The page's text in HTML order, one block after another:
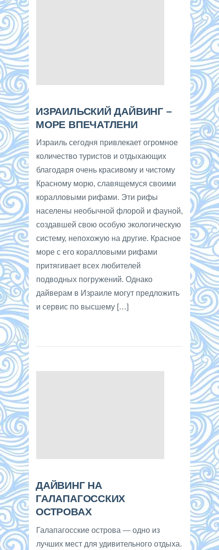
ИЗРАИЛЬСКИЙ ДАЙВИНГ –
МОРЕ ВПЕЧАТЛЕНИ
Израиль сегодня привлекает огромное
количество туристов и отдыхающих
благодаря очень красивому и чистому
Красному морю, славящемуся своими
коралловыми рифами. Эти рифы
населены необычной флорой и фауной,
создавшей свою особую экологическую
систему, непохожую на другие. Красное
море с его коралловыми рифами
притягивает всех любителей
подводных погружений. Однако
дайверам в Израиле могут предложить
и сервис по высшему […]
ДАЙВИНГ НА
ГАЛАПАГОССКИХ
ОСТРОВАХ
Галапагосские острова — одно из
лучших мест для удивительного отдыха.